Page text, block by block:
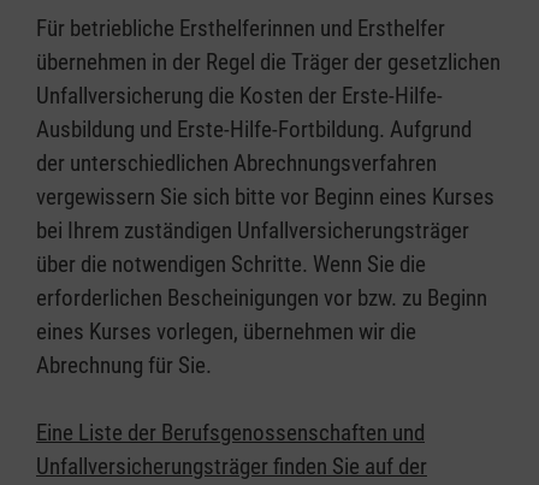
Für betriebliche Ersthelferinnen und Ersthelfer
übernehmen in der Regel die Träger der gesetzlichen
Unfallversicherung die Kosten der Erste-Hilfe-
Ausbildung und Erste-Hilfe-Fortbildung. Aufgrund
der unterschiedlichen Abrechnungsverfahren
vergewissern Sie sich bitte vor Beginn eines Kurses
bei Ihrem zuständigen Unfallversicherungsträger
über die notwendigen Schritte. Wenn Sie die
erforderlichen Bescheinigungen vor bzw. zu Beginn
eines Kurses vorlegen, übernehmen wir die
Abrechnung für Sie.
Eine Liste der Berufsgenossenschaften und
Unfallversicherungsträger finden Sie auf der